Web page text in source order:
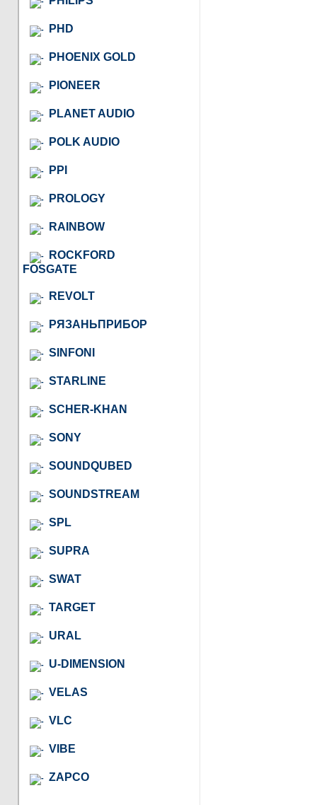
PHD
PHOENIX GOLD
PIONEER
PLANET AUDIO
POLK AUDIO
PPI
PROLOGY
RAINBOW
ROCKFORD
FOSGATE
REVOLT
РЯЗАНЬПРИБОР
SINFONI
STARLINE
SCHER-KHAN
SONY
SOUNDQUBED
SOUNDSTREAM
SPL
SUPRA
SWAT
TARGET
URAL
U-DIMENSION
VELAS
VLC
VIBE
ZAPCO